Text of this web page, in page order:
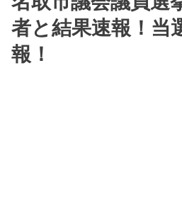
者と結果速報！当
報！